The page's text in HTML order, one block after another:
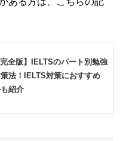
完全版】IELTSのパート別勉強
法！IELTS対策におすすめ
紹介